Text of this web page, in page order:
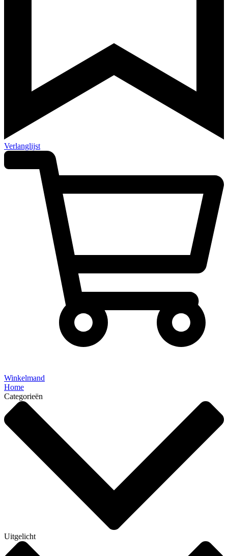
Verlanglijst
Winkelmand
Home
Categorieën
Uitgelicht